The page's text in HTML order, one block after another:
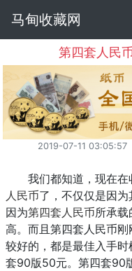
马甸收藏网
第四套人民
2019-07-11 03:05:57
我们都知道，现在在
人民币了，不仅仅是因
因为第四套人民币所承
高。而且第四套人民币
较好的，都是最佳入手
套90版50元。第四套90